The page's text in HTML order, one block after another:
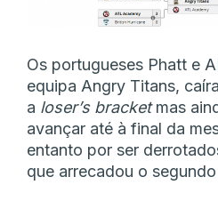
Os portugueses Phatt e
equipa Angry Titans,
a loser’s bracketmas
avançar até à final da
entanto por ser
que arrecadou o segundo